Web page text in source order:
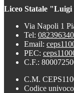
Liceo Statale "Luigi
Via Napoli 1
Tel:
Email:
PEC:
C.F.:
C.M.
Codice